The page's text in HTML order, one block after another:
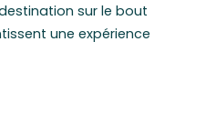
sur le bout
une expérience